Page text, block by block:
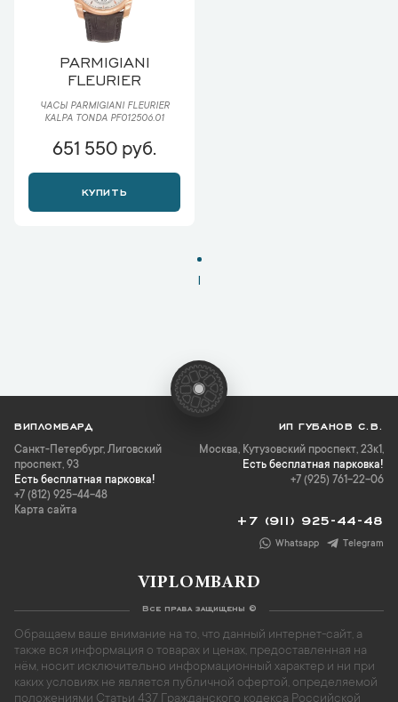
PARMIGIANI
FLEURIER
ЧАСЫ PARMIGIANI FLEURIER
KALPA TONDA PF012506.01
651 550 руб.
КУПИТЬ
1
ВИПЛОМБАРД
Санкт-Петербург, Лиговский
проспект, 93
Есть бесплатная парковка!
+7 (812) 925-44-48
Карта сайта
ИП ГУБАНОВ С.В.
Москва, Кутузовский проспект, 23к1,
Есть бесплатная парковка!
+7 (925) 761-22-06
+7 (911) 925-44-48
Whatsapp Telegram
VIPLOMBARD
Все права защищены ©
Обращаем ваше внимание на то, что данный интернет-сайт, а
также вся информация о товарах и ценах, предоставленная на
нём, носит исключительно информационный характер и ни при
каких условиях не является публичной офертой, определяемой